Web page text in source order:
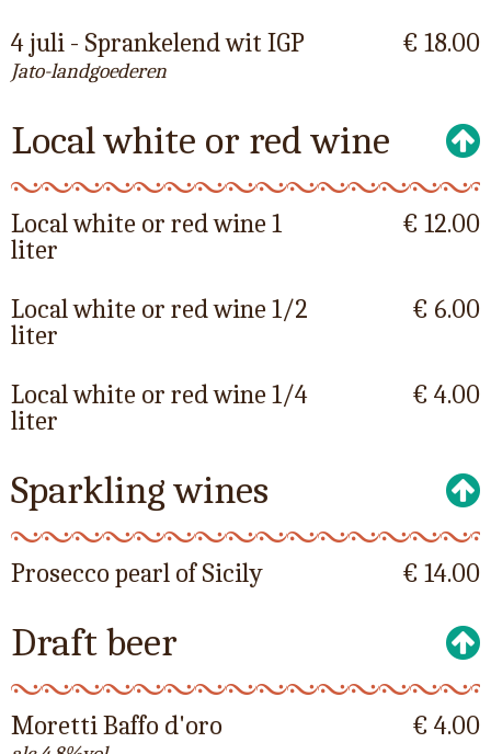
4 juli - Sprankelend wit IGP
Jato-landgoederen
€ 18.00
Local white or red wine
Local white or red wine 1
liter
€ 12.00
Local white or red wine 1/2
liter
€ 6.00
Local white or red wine 1/4
liter
€ 4.00
Sparkling wines
Prosecco pearl of Sicily € 14.00
Draft beer
Moretti Baffo d'oro € 4.00